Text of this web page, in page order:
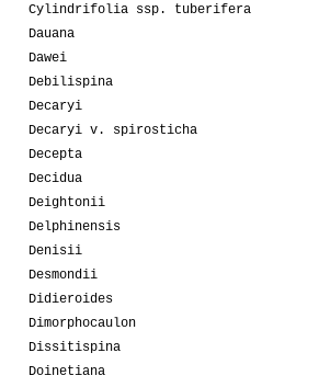
Cylindrifolia ssp. tuberifera
Dauana
Dawei
Debilispina
Decaryi
Decaryi v. spirosticha
Decepta
Decidua
Deightonii
Delphinensis
Denisii
Desmondii
Didieroides
Dimorphocaulon
Dissitispina
Doinetiana